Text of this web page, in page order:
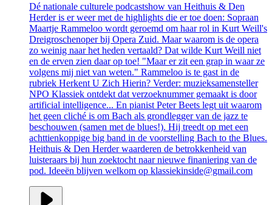
Dé nationale culturele podcastshow van Heithuis & Den
Herder is er weer met de highlights die er toe doen: Sopraan
Maartje Rammeloo wordt geroemd om haar rol in Kurt Weill's
Dreigroschenoper bij Opera Zuid. Maar waarom is de opera
zo weinig naar het heden vertaald? Dat wilde Kurt Weill niet
en de erven zien daar op toe! "Maar er zit een grap in waar ze
volgens mij niet van weten." Rammeloo is te gast in de
rubriek Herkent U Zich Hierin? Verder: muzieksamensteller
NPO Klassiek ontdekt dat verzoeknummer gemaakt is door
artificial intelligence... En pianist Peter Beets legt uit waarom
het geen cliché is om Bach als grondlegger van de jazz te
beschouwen (samen met de blues!). Hij treedt op met een
achttienkoppige big band in de voorstelling Bach to the Blues.
Heithuis & Den Herder waarderen de betrokkenheid van
luisteraars bij hun zoektocht naar nieuwe finaniering van de
pod. Ideeën blijven welkom op klassiekinside@gmail.com